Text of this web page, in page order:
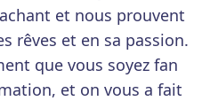
et nous prouvent
rêves et en sa passion.
que vous soyez fan
et on vous a fait